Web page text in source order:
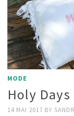
MODE
Holy
14 MAI 2017 BY